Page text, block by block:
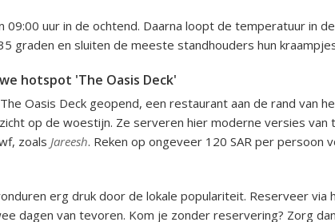
09:00 uur in de ochtend. Daarna loopt de temperatuur in
graden en sluiten de meeste standhouders hun
hotspot 'The Oasis Deck'
Oasis Deck geopend, een restaurant aan de rand van
op de woestijn. Ze serveren hier moderne versies van
zoals Jareesh. Reken op ongeveer 120 SAR per persoon
erg druk door de lokale populariteit. Reserveer via
dagen van tevoren. Kom je zonder reservering? Zorg